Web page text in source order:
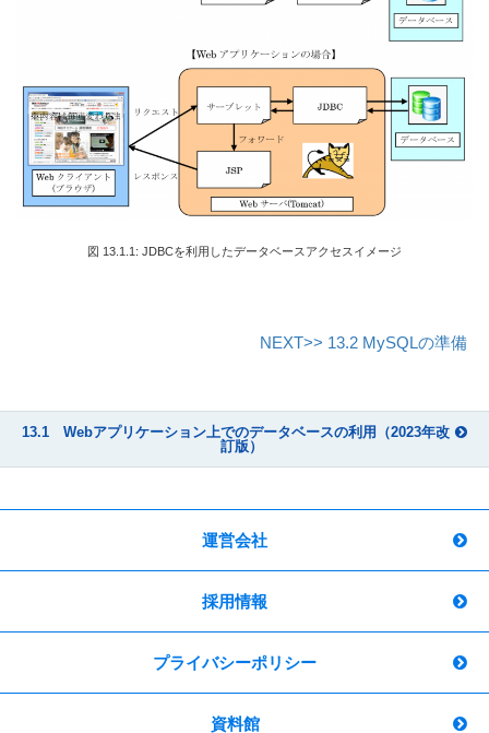
13.1 Webアプリケーション上でのデータベースの利用（2023年改
訂版）
図 13.1.1: JDBCを利用したデータベースアクセスイメージ
NEXT>> 13.2 MySQLの準備
運営会社
採用情報
プライバシーポリシー
資料館